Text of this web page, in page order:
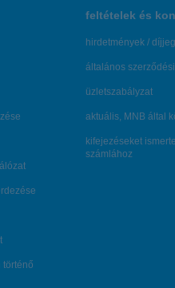
történő
feltételek és
hirdetmények /
általános
üzletszabályzat
aktuális, MNB által
kifejezéseket
számlához